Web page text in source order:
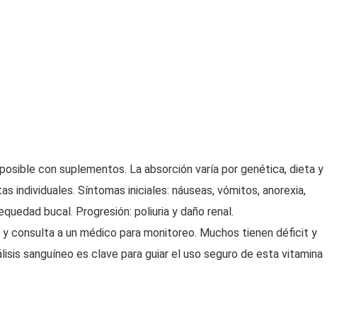
con suplementos. La absorción varía por genética, dieta y
individuales. Síntomas iniciales: náuseas, vómitos, anorexia,
bucal. Progresión: poliuria y daño renal.
consulta a un médico para monitoreo. Muchos tienen déficit y
sanguíneo es clave para guiar el uso seguro de esta vitamina